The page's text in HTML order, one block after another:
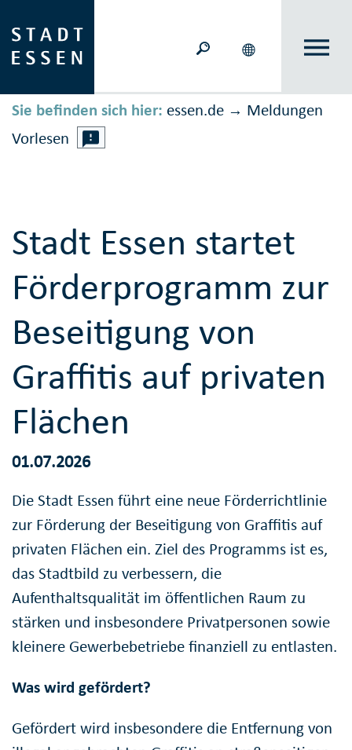
Sie befinden sich hier: essen.de → Meldungen
Vorlesen
Stadt Essen startet
Förderprogramm zur
Beseitigung von
Graffitis auf privaten
Flächen
01.07.2026
Die Stadt Essen führt eine neue Förderrichtlinie
zur Förderung der Beseitigung von Graffitis auf
privaten Flächen ein. Ziel des Programms ist es,
das Stadtbild zu verbessern, die
Aufenthaltsqualität im öffentlichen Raum zu
stärken und insbesondere Privatpersonen sowie
kleinere Gewerbebetriebe finanziell zu entlasten.
Was wird gefördert?
Gefördert wird insbesondere die Entfernung von